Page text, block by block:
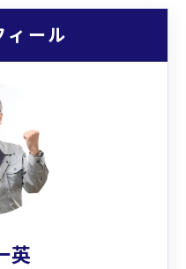
ィール
英